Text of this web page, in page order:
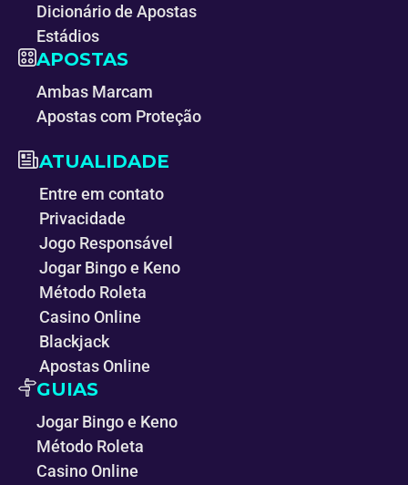
Dicionário de Apostas
Estádios
APOSTAS
Ambas Marcam
Apostas com Proteção
ATUALIDADE
Entre em contato
Privacidade
Jogo Responsável
Jogar Bingo e Keno
Método Roleta
Casino Online
Blackjack
Apostas Online
GUIAS
Jogar Bingo e Keno
Método Roleta
Casino Online